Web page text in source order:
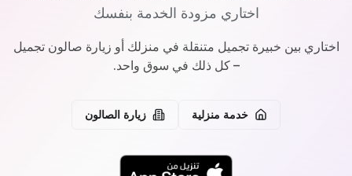
اختاري مزودة الخدمة بنفسك
اختاري بين خبيرة تجميل متنقلة في منزلك أو زيارة صالون تجميل
– كل ذلك في سوق واحد.
خدمة منزلية زيارة الصالون